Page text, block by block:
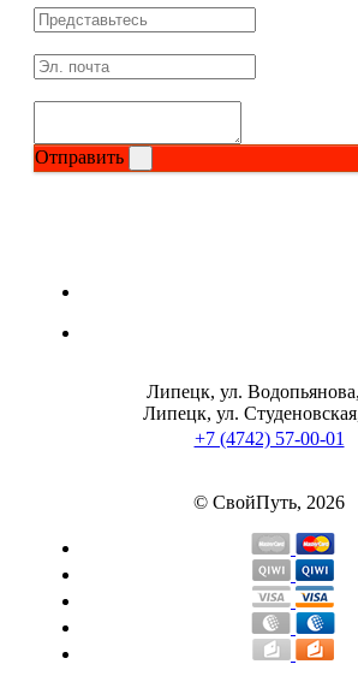
Лецитин
Пищеварение
Многокомпонентный и яичный протеин
Отправить
Липецк, ул.
Липецк, ул.
+7 (4742) 57-00-01
© СвойПуть, 2026